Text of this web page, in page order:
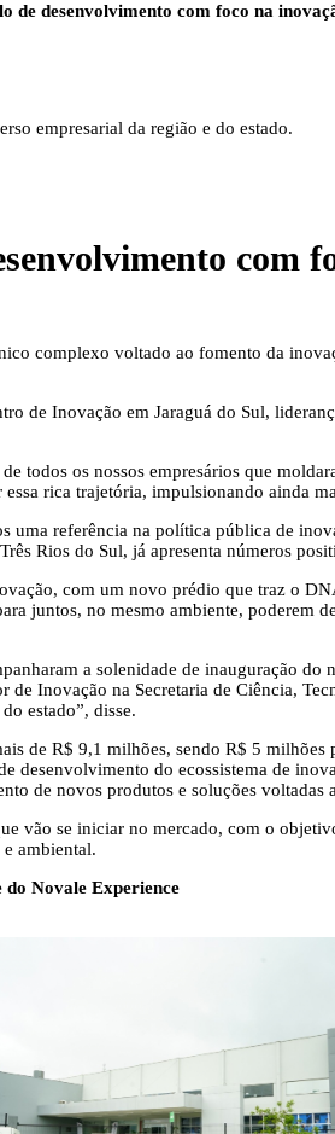
de desenvolvimento com foco na
empresarial da região e do estado.
com
complexo voltado ao fomento da
de Inovação em Jaraguá do Sul,
todos os nossos empresários que
rica trajetória, impulsionando ainda
referência na política pública de
Rios do Sul, já apresenta números
com um novo prédio que traz o
juntos, no mesmo ambiente,
a solenidade de inauguração
Inovação na Secretaria de Ciência,
estado”, disse.
de R$ 9,1 milhões, sendo R$ 5
desenvolvimento do ecossistema de
de novos produtos e soluções voltadas
vão se iniciar no mercado, com o
ambiental.
Novale Experience